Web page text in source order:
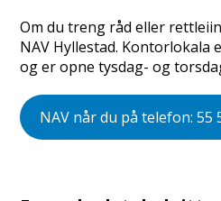
​Om du treng råd eller
NAV Hyllestad. Kontorlokala
og er opne tysdag- og
NAV når du på telefon: 55